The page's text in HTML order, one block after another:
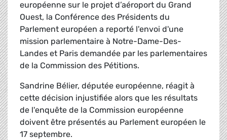
européenne sur le projet d’aéroport du Grand
Ouest, la Conférence des Présidents du
Parlement européen a reporté l'envoi d'une
mission parlementaire à Notre-Dame-Des-
Landes et Paris demandée par les parlementaires
de la Commission des Pétitions.
Sandrine Bélier, députée européenne, réagit à
cette décision injustifiée alors que les résultats
de l'enquête de la Commission européenne
doivent être présentés au Parlement européen le
17 septembre.